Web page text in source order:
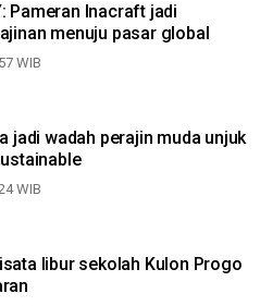
Pameran Inacraft jadi
menuju pasar global
WIB
jadi wadah perajin muda unjuk
WIB
libur sekolah Kulon Progo